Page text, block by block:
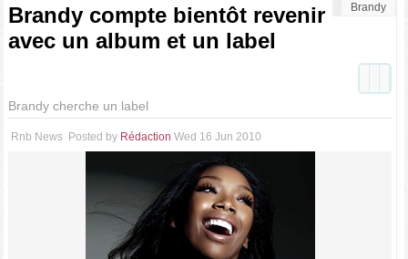
Brandy
Brandy compte bientôt revenir
avec un album et un label
Brandy cherche un label
Rnb News Posted by Rédaction Wed 16 Jun 2010